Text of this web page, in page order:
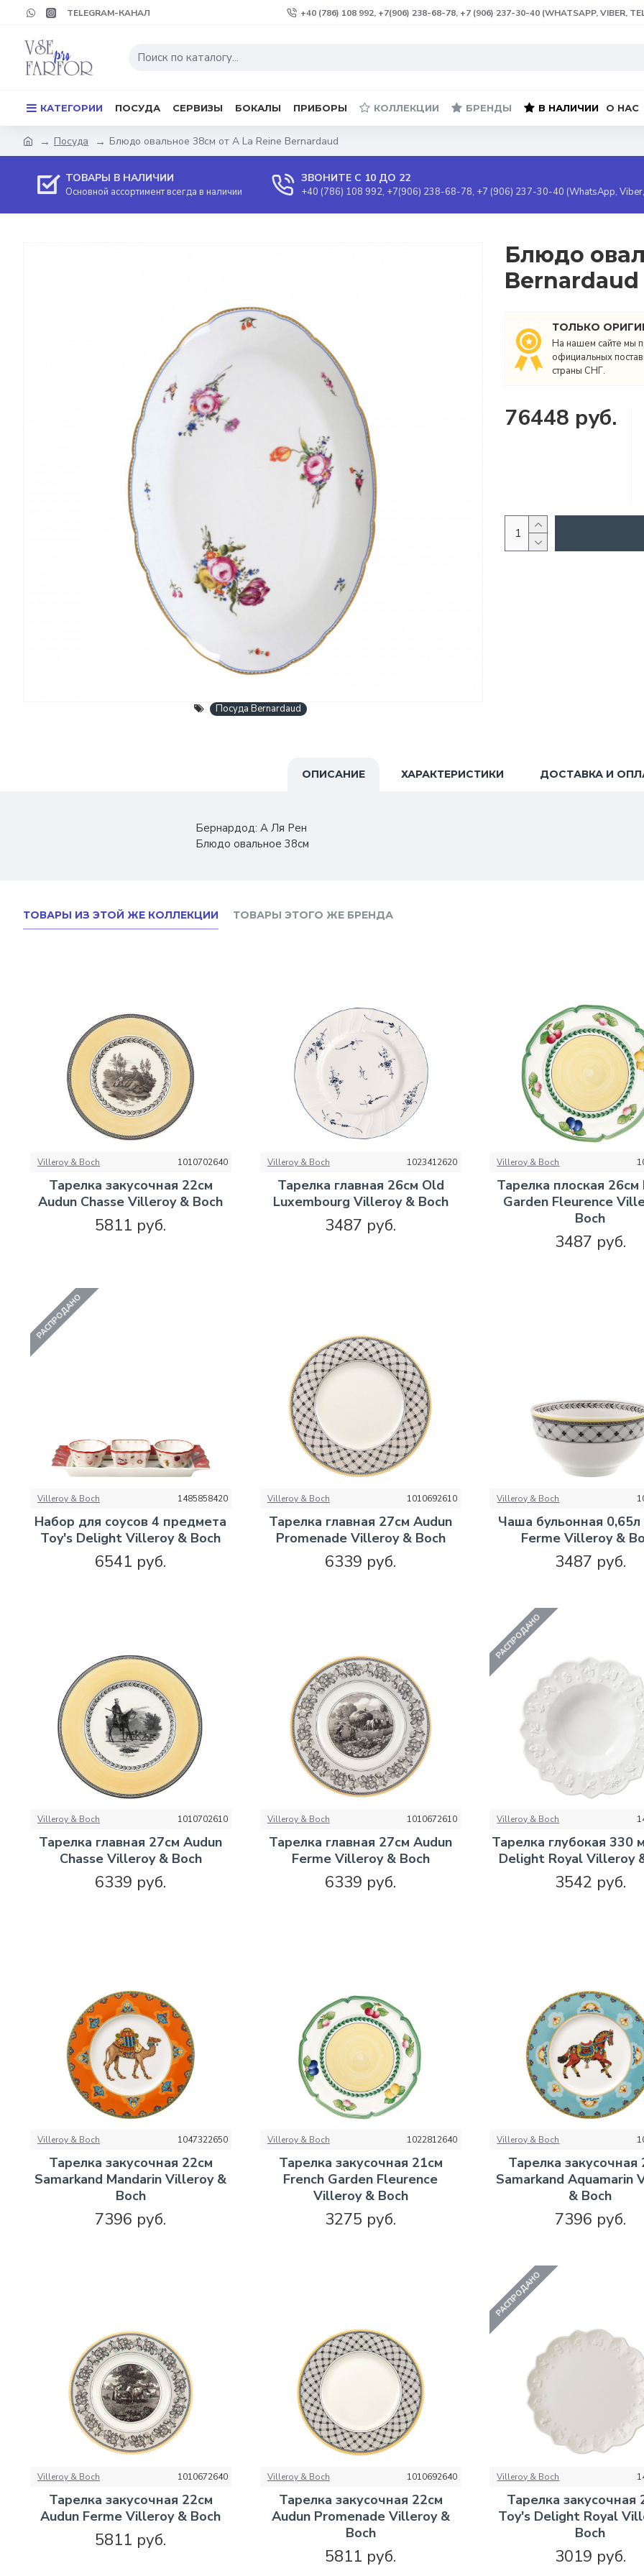
TELEGRAM-КАНАЛ +40 (786) 108 992, +7(906) 238-68-78, +7 (906) 237-30-40 (WHATSAPP, VIBER,
КАТЕГОРИИ ПОСУДА СЕРВИЗЫ БОКАЛЫ ПРИБОРЫ КОЛЛЕКЦИИ БРЕНДЫ В НАЛИЧИИ О НАС
Посуда Блюдо овальное 38см от A La Reine Bernardaud
ТОВАРЫ В НАЛИЧИИ
Основной ассортимент всегда в наличии
ЗВОНИТЕ С 10 ДО 22
+40 (786) 108 992, +7(906) 238-68-78, +7 (906) 237-30-40 (WhatsApp,
Посуда Bernardaud
Блюдо
Bernardaud
ТОЛЬКО
На нашем сайте мы
официальных
страны СНГ.
76448 руб.
ОПИСАНИЕ ХАРАКТЕРИСТИКИ ДОСТАВКА И
Бернардод: А Ля Рен
Блюдо овальное 38см
ТОВАРЫ ИЗ ЭТОЙ ЖЕ КОЛЛЕКЦИИ ТОВАРЫ ЭТОГО ЖЕ БРЕНДА
Villeroy & Boch 1010702640
Тарелка закусочная 22см
Audun Chasse Villeroy & Boch
5811 руб.
Villeroy & Boch 1023412620
Тарелка главная 26см Old
Luxembourg Villeroy & Boch
3487 руб.
Villeroy & Boch
Тарелка плоская 26см
Garden Fleurence
Boch
3487 руб.
РАСПРОДАНО
Villeroy & Boch 1485858420
Набор для соусов 4 предмета
Toy's Delight Villeroy & Boch
6541 руб.
Villeroy & Boch 1010692610
Тарелка главная 27см Audun
Promenade Villeroy & Boch
6339 руб.
Villeroy & Boch
Чаша бульонная 0,65л
Ferme Villeroy &
3487 руб.
Villeroy & Boch 1010702610
Тарелка главная 27см Audun
Chasse Villeroy & Boch
6339 руб.
Villeroy & Boch 1010672610
Тарелка главная 27см Audun
Ferme Villeroy & Boch
6339 руб.
РАСПРОДАНО
Villeroy & Boch
Тарелка глубокая 330
Delight Royal Villeroy
3542 руб.
Villeroy & Boch 1047322650
Тарелка закусочная 22см
Samarkand Mandarin Villeroy &
Boch
7396 руб.
Villeroy & Boch 1022812640
Тарелка закусочная 21см
French Garden Fleurence
Villeroy & Boch
3275 руб.
Villeroy & Boch
Тарелка закусочная
Samarkand Aquamarin
& Boch
7396 руб.
Villeroy & Boch 1010672640
Тарелка закусочная 22см
Audun Ferme Villeroy & Boch
5811 руб.
Villeroy & Boch 1010692640
Тарелка закусочная 22см
Audun Promenade Villeroy &
Boch
5811 руб.
РАСПРОДАНО
Villeroy & Boch
Тарелка закусочная
Toy's Delight Royal
Boch
3019 руб.